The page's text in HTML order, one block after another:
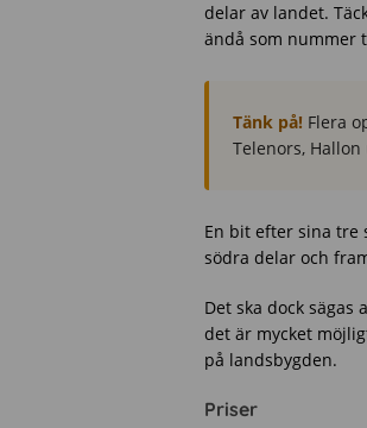
delar av landet.
ändå som nummer
Tänk på! Flera
Telenors,
En bit efter sina tre
södra delar och
Det ska dock
det är mycket
på landsbygden.
Priser